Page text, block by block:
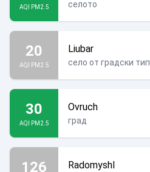
AQI PM2.5 селото
20
AQI PM2.5
Liubar
село от градски тип
30
AQI PM2.5
Ovruch
град
126 Radomyshl